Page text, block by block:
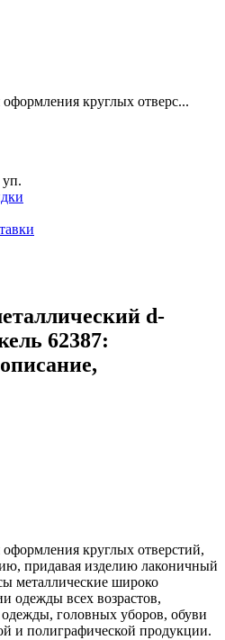
круглых отверс...
уп.
d-
62387:
круглых отверстий,
придавая изделию лаконичный
металлические широко
одежды всех возрастов,
головных уборов, обуви
и полиграфической продукции.